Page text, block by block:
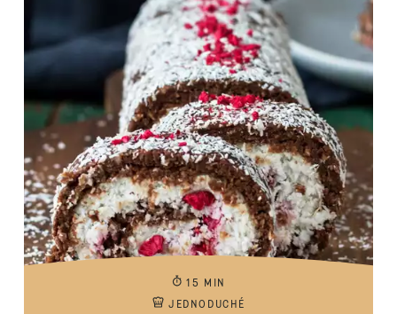
15 MIN
JEDNODUCHÉ